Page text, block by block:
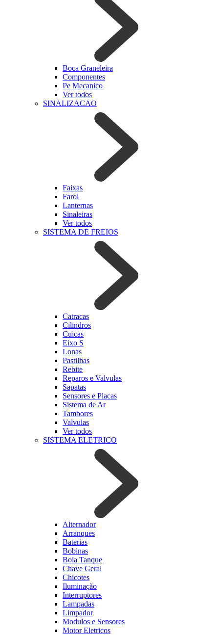
Boca Graneleira
Componentes
Pe Mecanico
Ver todos
SINALIZACAO
Faixas
Farol
Lanternas
Sinaleiras
Ver todos
SISTEMA DE FREIOS
Catracas
Cilindros
Cuicas
Eixo S
Lonas
Pastilhas
Rebite
Reparos e Valvulas
Sapatas
Sensores e Placas
Sistema de Ar
Tambores
Valvulas
Ver todos
SISTEMA ELETRICO
Alternador
Arranques
Baterias
Bobinas
Boia Tanque
Chave Geral
Chicotes
Iluminação
Interruptores
Lampadas
Limpador
Modulos e Sensores
Motor Eletricos